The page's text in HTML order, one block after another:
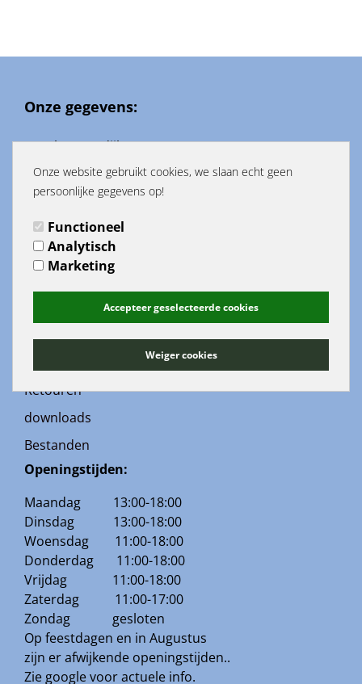
Onze gegevens:
Haarlemmerdijk 147
1013 KH Amsterdam
Mail: info@hooksandyarn.com
Bank: NL04INGB0007448287
KvK: 82601119
BTWnr:NL003706131B90
Hooks and Yarn
Algemene voorwaarden
Retouren
downloads
Bestanden
Openingstijden:
Maandag 13:00-18:00
Dinsdag 13:00-18:00
Woensdag 11:00-18:00
Donderdag 11:00-18:00
Vrijdag 11:00-18:00
Zaterdag 11:00-17:00
Zondag gesloten
Op feestdagen en in Augustus
zijn er afwijkende openingstijden..
Zie google voor actuele info.
Onze website gebruikt cookies, we slaan echt geen
persoonlijke gegevens op!
Functioneel
Analytisch
Marketing
Accepteer geselecteerde cookies
Weiger cookies